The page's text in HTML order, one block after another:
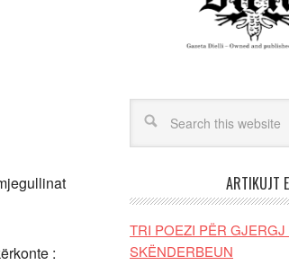
:
ARTIKUJT
TRI POEZI PËR
SKËNDERBEUN